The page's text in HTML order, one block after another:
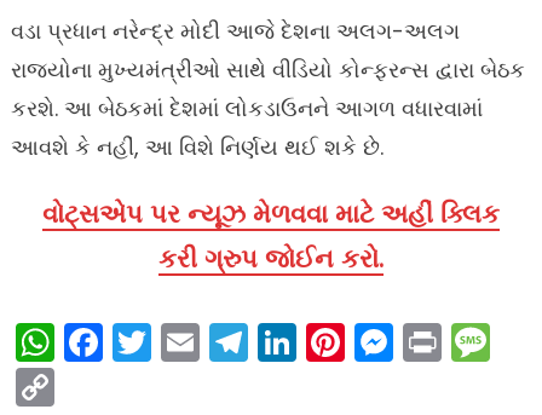
વડા પ્રધાન નરેન્દ્ર મોદી આજે દેશના અલગ-અલગ
રાજ્યોના મુખ્યમંત્રીઓ સાથે વીડિયો કોન્ફરન્સ દ્વારા બેઠક
કરશે. આ બેઠકમાં દેશમાં લોકડાઉનને આગળ વધારવામાં
આવશે કે નહીં, આ વિશે નિર્ણય થઈ શકે છે.
વોટ્સએપ પર ન્યૂઝ મેળવવા માટે અહીં ક્લિક
કરી ગ્રુપ જોઈન કરો.
WhatsApp
Facebook
Twitter
EmailTelegram
LinkedIn
Pinterest
Print
Copy